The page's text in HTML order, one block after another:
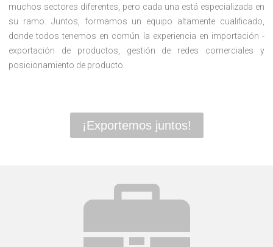
muchos sectores diferentes, pero cada una está especializada en
su ramo. Juntos, formamos un equipo altamente cualificado,
donde todos tenemos en común la experiencia en importación -
exportación de productos, gestión de redes comerciales y
posicionamiento de producto.
¡Exportemos juntos!